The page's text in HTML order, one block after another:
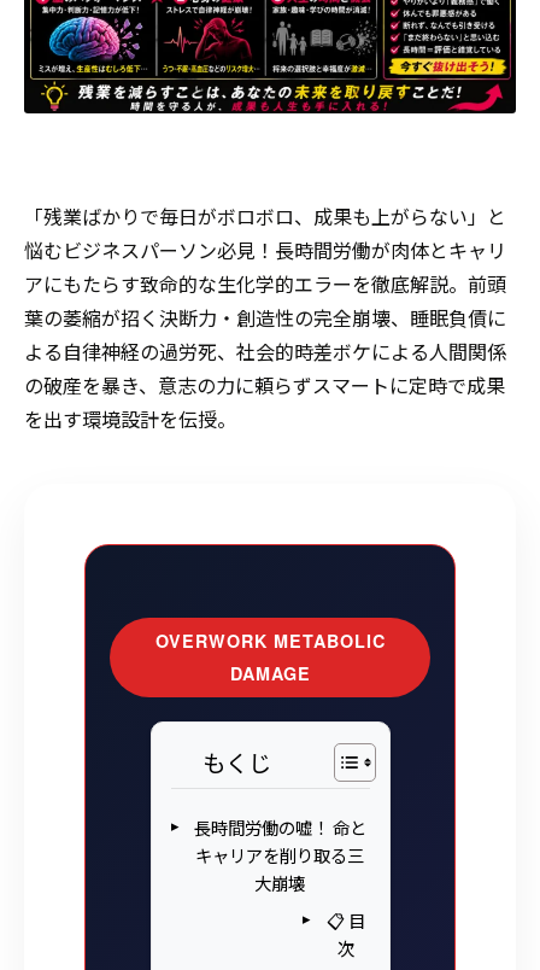
「残業ばかりで毎日がボロボロ、成果も上がらない」と
悩むビジネスパーソン必見！長時間労働が肉体とキャリ
アにもたらす致命的な生化学的エラーを徹底解説。前頭
葉の萎縮が招く決断力・創造性の完全崩壊、睡眠負債に
よる自律神経の過労死、社会的時差ボケによる人間関係
の破産を暴き、意志の力に頼らずスマートに定時で成果
を出す環境設計を伝授。
OVERWORK METABOLIC
DAMAGE
もくじ
長時間労働の嘘！ 命と
キャリアを削り取る三
大崩壊
📋 目
次